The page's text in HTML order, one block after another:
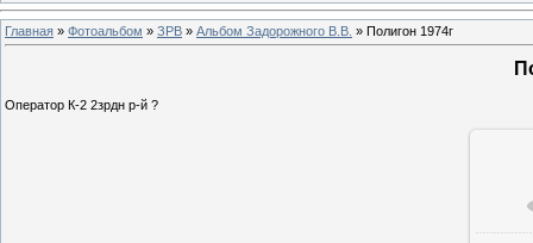
Главная » Фотоальбом » ЗРВ » Альбом Задорожного В.В. » Полигон 1974г
Оператор К-2 2зрдн р-й ?